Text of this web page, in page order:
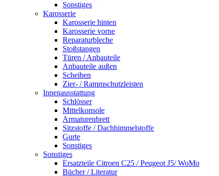
Sonstiges
Karosserie
Karosserie hinten
Karosserie vorne
Reparaturbleche
Stoßstangen
Türen / Anbauteile
Anbauteile außen
Scheiben
Zier- / Rammschutzleisten
Innenausstattung
Schlösser
Mittelkonsole
Armaturenbrett
Sitzstoffe / Dachhimmelstoffe
Gurte
Sonstiges
Sonstiges
Ersatzteile Citroen C25 / Peugeot J5/ WoMo
Bücher / Literatur